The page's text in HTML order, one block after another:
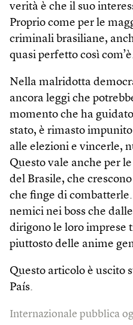
verità è che il suo
Proprio come per le
criminali brasiliane,
quasi perfetto così
Nella malridotta
ancora leggi che
momento che ha
stato, è rimasto
alle elezioni e vincerle,
Questo vale anche per
del Brasile, che
che finge di
nemici nei boss che
dirigono le loro imprese
piuttosto delle anime
Questo articolo è uscito
País.
Internazionale pubblica